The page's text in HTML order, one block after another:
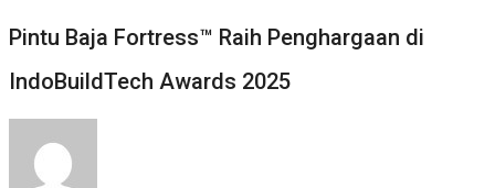
Pintu Baja Fortress™ Raih Penghargaan di
IndoBuildTech Awards 2025